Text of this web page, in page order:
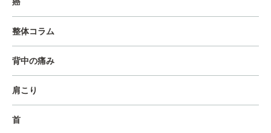
癌
整体コラム
背中の痛み
肩こり
首